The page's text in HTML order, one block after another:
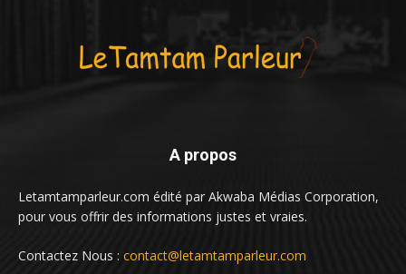
A propos
Letamtamparleur.com édité par Akwaba Médias Corporation,
pour vous offrir des informations justes et vraies.
Contactez Nous : contact@letamtamparleur.com